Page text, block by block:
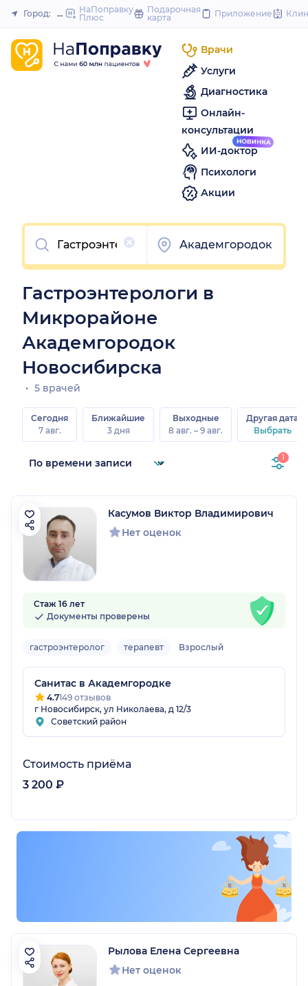
to
Закрыть
Город: Новосибирск
НаПоправку
Плюс
Подарочная
карта
Приложение
Врачи
Услуги
Диагностика
Онлайн-
консультации
ИИ-доктор
Психологи
Акции
Очистить
Академгородок
Гастроэнтерологи в
Микрорайоне
Академгородок
Новосибирска
5 врачей
Сегодня
7 авг.
Ближайшие
3 дня
Выходные
8 авг. – 9 авг.
Другая дата
Выбрать
1
Касумов Виктор Владимирович
Нет оценок
Стаж 16 лет
Документы проверены
гастроэнтеролог терапевт Взрослый
Санитас в Академгородке
4.7149 отзывов
г Новосибирск, ул Николаева, д 12/3
Советский район
Стоимость приёма
3 200 ₽
Рылова Елена Сергеевна
Нет оценок